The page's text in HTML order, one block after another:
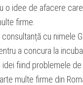
o idee de afacere
firme.
cu nimele
a concura la
fiind problemele
multe firme din